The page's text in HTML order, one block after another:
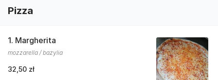
Pizza
1. Margherita
mozzarella / bazylia
32,50 zł